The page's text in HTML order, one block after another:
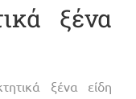
ξένα
ξένα είδη